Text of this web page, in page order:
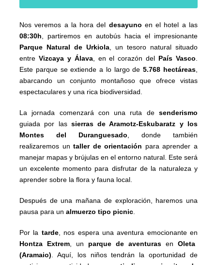
Nos veremos a la hora del desayuno en el hotel a las
08:30h , partiremos en autobús hacia el impresionante
Parque Natural de Urkiola , un tesoro natural situado
entre Vizcaya y Álava, en el corazón del País Vasco
Este parque se extiende a lo largo de5.768 hectáreas
abarcando un conjunto montañoso que ofrece vistas
espectaculares y una rica biodiversidad.
La jornada comenzará con una ruta de senderismo
guiada por las sierras de Aramotz-Eskubaratz y los
Montes del Duranguesado , donde también
realizaremos untaller de orientación para aprender a
manejar mapas y brújulas en el entorno natural. Este será
un excelente momento para disfrutar de la naturaleza y
aprender sobre la flora y fauna local.
Después de una mañana de exploración, haremos una
pausa para un almuerzo tipo picnic
Por la tarde, nos espera una aventura emocionante en
Hontza Extrem , un parque de aventuras en Oleta
(Aramaio) . Aquí, los niños tendrán la oportunidad de